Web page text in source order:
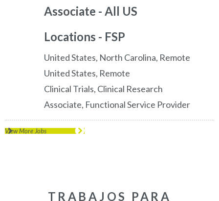
Associate - All US
Locations - FSP
United States, North Carolina, Remote
United States, Remote
Clinical Trials, Clinical Research
Associate, Functional Service Provider
View More Jobs
TRABAJOS PARA